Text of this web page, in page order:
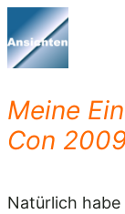
Zum
Inhalt
springen
Meine
Con
Natürlich